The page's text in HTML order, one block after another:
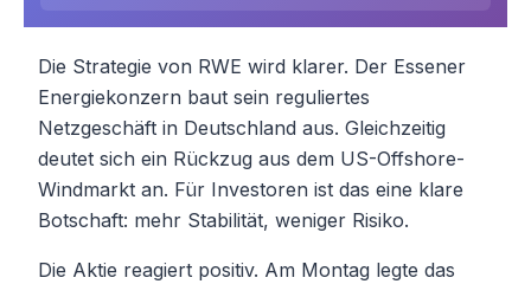
Die Strategie von RWE wird klarer. Der Essener
Energiekonzern baut sein reguliertes
Netzgeschäft in Deutschland aus. Gleichzeitig
deutet sich ein Rückzug aus dem US-Offshore-
Windmarkt an. Für Investoren ist das eine klare
Botschaft: mehr Stabilität, weniger Risiko.
Die Aktie reagiert positiv. Am Montag legte das